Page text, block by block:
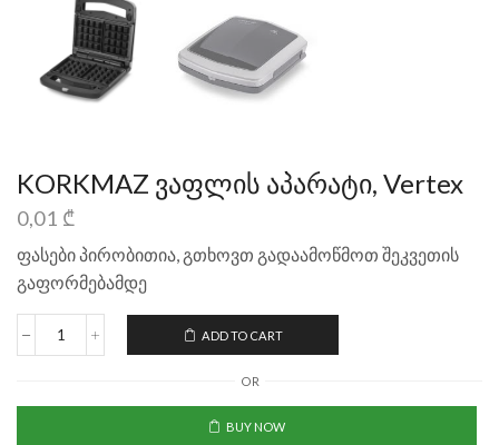
KORKMAZ ვაფლის აპარატი, Vertex
0,01 ₾
ფასები პირობითია, გთხოვთ გადაამოწმოთ შეკვეთის
გაფორმებამდე
ADD TO CART
OR
BUY NOW